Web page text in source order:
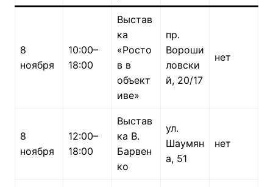
8
ноября
10:00–
18:00
Выстав
ка
«Росто
в в
объект
иве»
пр.
Вороши
ловски
й, 20/17
нет
8
ноября
12:00–
18:00
Выстав
ка В.
Барвен
ко
ул.
Шаумян
а, 51
нет